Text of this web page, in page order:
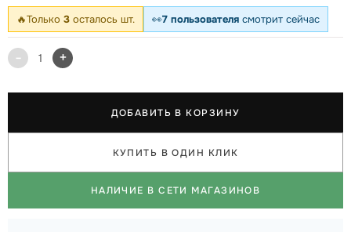
🔥Только 3 осталось шт. 👀7 пользователя смотрит сейчас
- 1 +
ДОБАВИТЬ В КОРЗИНУ
КУПИТЬ В ОДИН КЛИК
НАЛИЧИЕ В СЕТИ МАГАЗИНОВ